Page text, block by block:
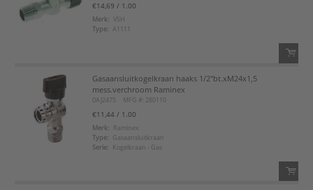
€14,69 / 1.00
Merk: VSH
Type: A1111
Voeg toe aan favorietenlijst
Gasaansluitkogelkraan haaks 1/2"bt.xM24x1,5
mess.verchroom Raminex
0AJ2475 MFG #: 280110
€11,44 / 1.00
Merk:
Raminex
Type:
Gasaansluitkraan
Serie:
Kogelkraan - Gas